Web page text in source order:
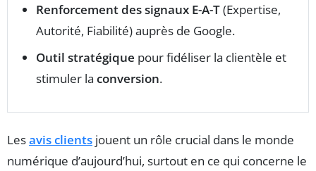
Renforcement des signaux E-A-T(Expertise,
Autorité, Fiabilité) auprès de Google.
Outil stratégique pour fidéliser la clientèle et
stimuler la conversion.
Lesavis clients jouent un rôle crucial dans le monde
numérique d’aujourd’hui, surtout en ce qui concerne le